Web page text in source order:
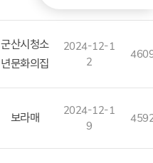
군산시청소
년문화의집
2024-12-1
2
보라매
2024-12-1
9